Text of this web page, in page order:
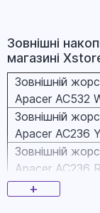
Зовнішні
магазині
Зовнішній
Apacer AC532
Зовнішній
Apacer AC236
Зовнішній
Apacer AC236
Зовнішній
+